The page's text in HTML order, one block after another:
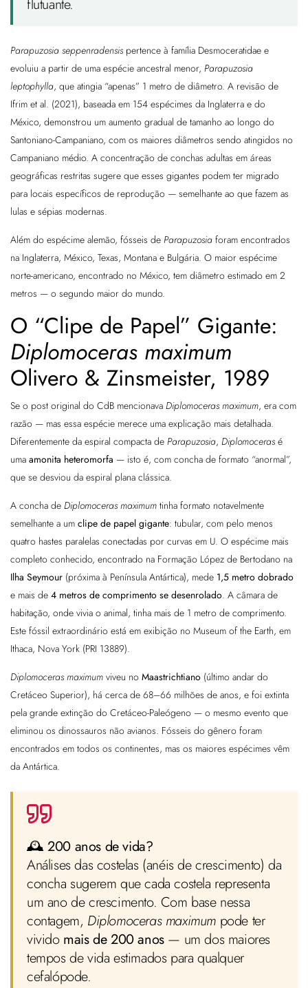
flutuante.
Parapuzosia seppenradensispertence à família Desmoceratidae e
evoluiu a partir de uma espécie ancestral menor, Parapuzosia
leptophylla, que atingia “apenas” 1 metro de diâmetro. A revisão de
Ifrim et al. (2021), baseada em 154 espécimes da Inglaterra e do
México, demonstrou um aumento gradual de tamanho ao longo do
Santoniano-Campaniano, com os maiores diâmetros sendo atingidos no
Campaniano médio. A concentração de conchas adultas em áreas
geográficas restritas sugere que esses gigantes podem ter migrado
para locais específicos de reprodução — semelhante ao que fazem as
lulas e sépias modernas.
Além do espécime alemão, fósseis de Parapuzosia foram encontrados
na Inglaterra, México, Texas, Montana e Bulgária. O maior espécime
norte-americano, encontrado no México, tem diâmetro estimado em 2
metros — o segundo maior do mundo.
O “Clipe de Papel” Gigante:
Diplomoceras maximum
Olivero & Zinsmeister, 1989
Se o post original do CdB mencionava Diplomoceras maximum, era com
razão — mas essa espécie merece uma explicação mais detalhada.
Diferentemente da espiral compacta de Parapuzosia, Diplomocerasé
uma amonita heteromorfa — isto é, com concha de formato “anormal”,
que se desviou da espiral plana clássica.
A concha de Diplomoceras maximum tinha formato notavelmente
semelhante a um clipe de papel gigante: tubular, com pelo menos
quatro hastes paralelas conectadas por curvas em U. O espécime mais
completo conhecido, encontrado na Formação López de Bertodano na
Ilha Seymour (próxima à Península Antártica), mede 1,5 metro dobrado
e mais de 4 metros de comprimento se desenrolado. A câmara de
habitação, onde vivia o animal, tinha mais de 1 metro de comprimento.
Este fóssil extraordinário está em exibição no Museum of the Earth, em
Ithaca, Nova York (PRI 13889).
Diplomoceras maximum viveu no Maastrichtiano (último andar do
Cretáceo Superior), há cerca de 68–66 milhões de anos, e foi extinta
pela grande extinção do Cretáceo-Paleógeno — o mesmo evento que
eliminou os dinossauros não avianos. Fósseis do gênero foram
encontrados em todos os continentes, mas os maiores espécimes vêm
da Antártica.
🕰️ 200 anos de vida?
Análises das costelas (anéis de crescimento) da
concha sugerem que cada costela representa
um ano de crescimento. Com base nessa
contagem, Diplomoceras maximum pode ter
vivido mais de 200 anos— um dos maiores
tempos de vida estimados para qualquer
cefalópode.